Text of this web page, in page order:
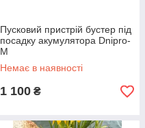
Пусковий пристрій бустер під
посадку акумулятора Dnipro-
M
Немає в наявності
1 100 ₴